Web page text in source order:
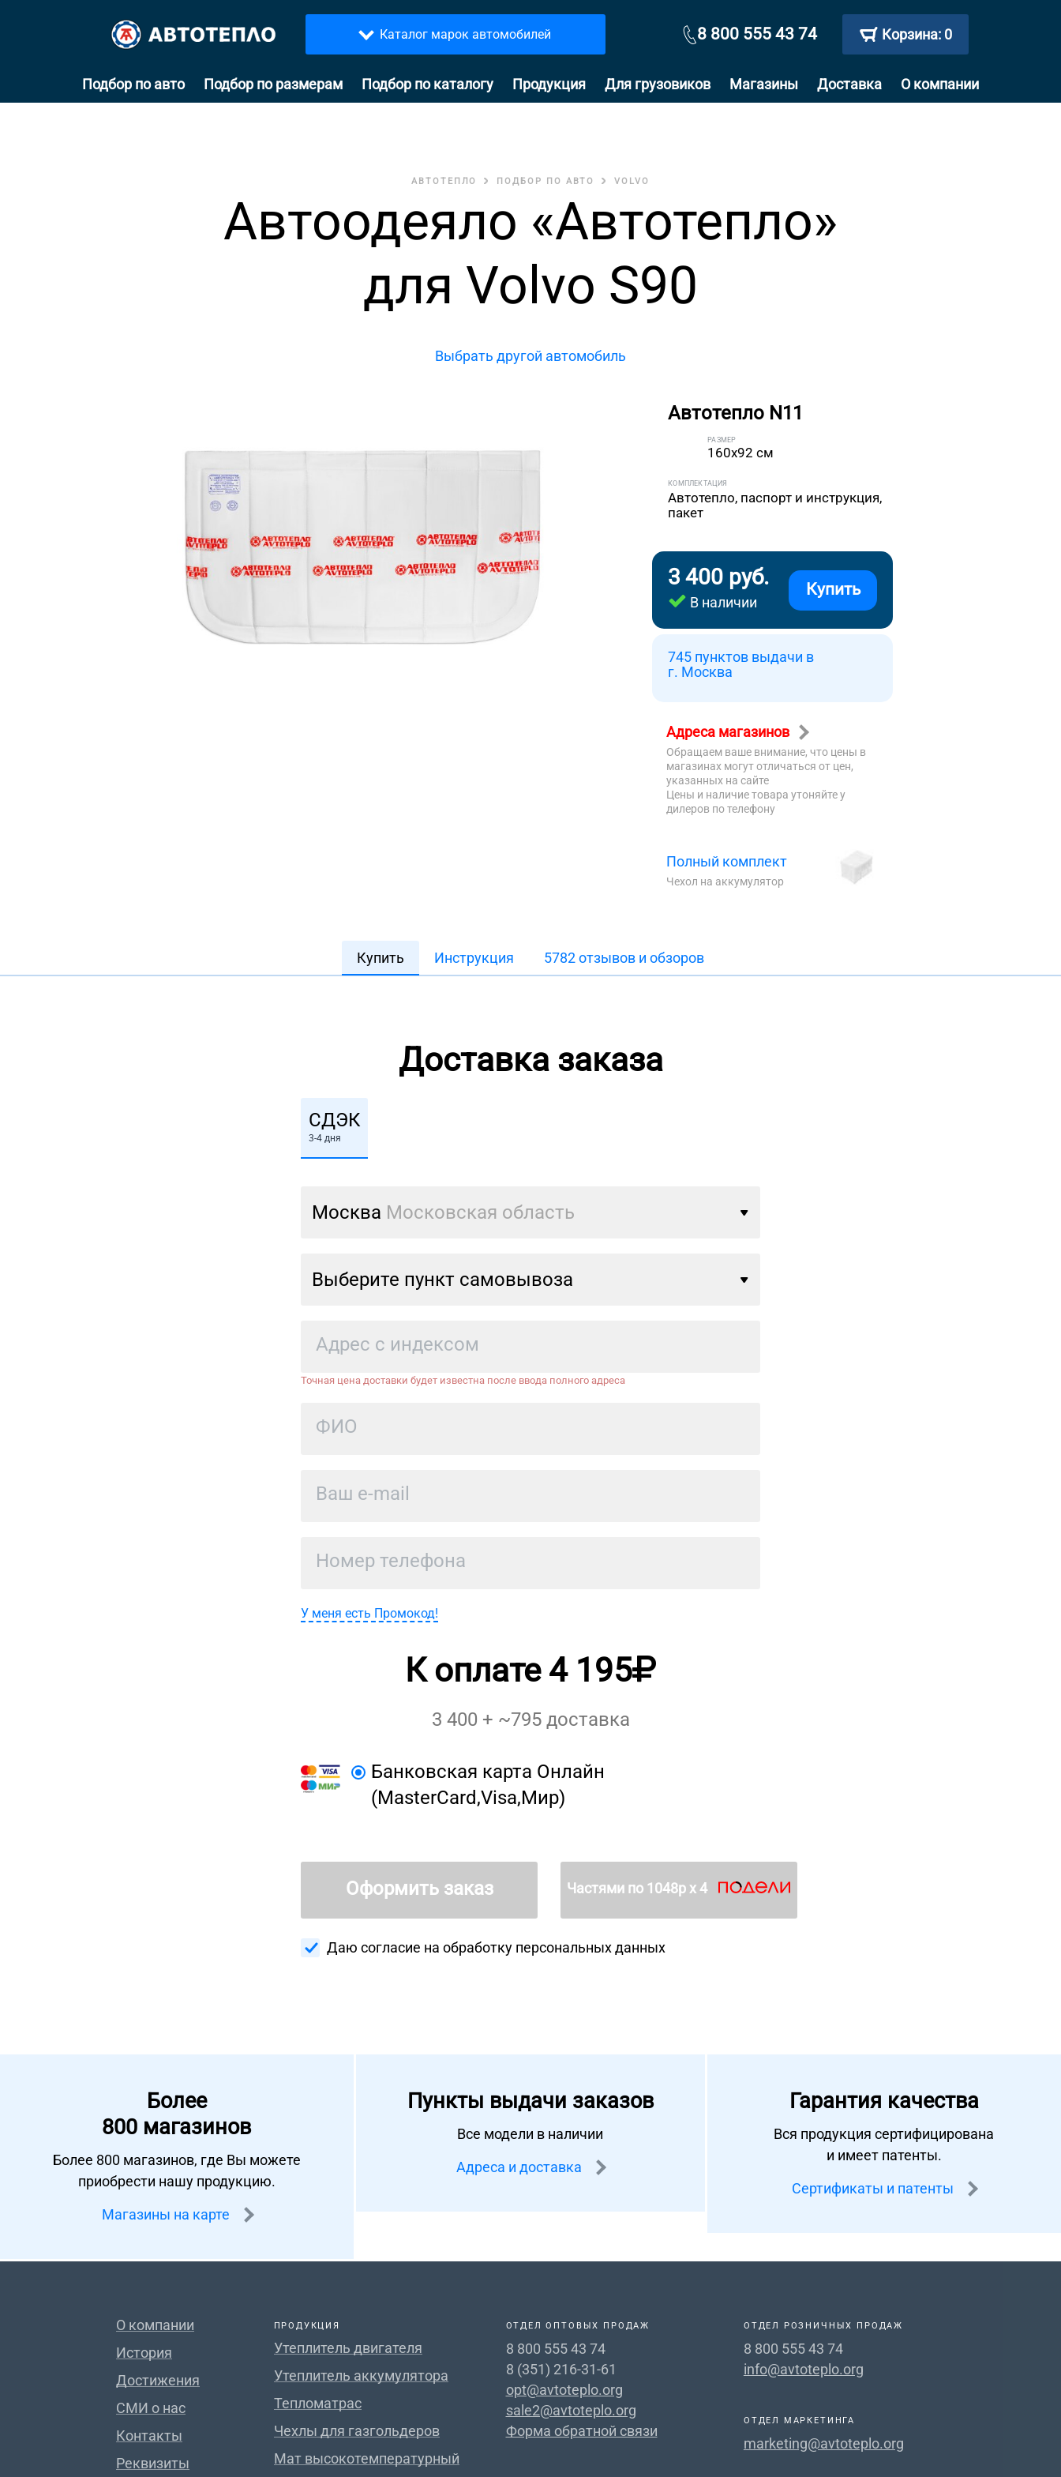
Каталог марок автомобилей 8 800 555 43 74 Корзина: 0
Подбор по авто Подбор по размерам Подбор по каталогу Продукция Для грузовиков Магазины Доставка О компании
АВТОТЕПЛО ПОДБОР ПО АВТО VOLVO
Автоодеяло «Автотепло»
для Volvo S90
Выбрать другой автомобиль
Автотепло N11
РАЗМЕР
160x92 см
КОМПЛЕКТАЦИЯ
Автотепло, паспорт и инструкция,
пакет
3 400 руб.
В наличии
Купить
745 пунктов выдачи в
г. Москва
Адреса магазинов
Обращаем ваше внимание, что цены в
магазинах могут отличаться от цен,
указанных на сайте
Цены и наличие товара утоняйте у
дилеров по телефону
Полный комплект
Чехол на аккумулятор
Купить Инструкция 5782 отзывов и обзоров
Доставка заказа
СДЭК
3-4 дня
Москва Московская область
Выберите пункт самовывоза
Точная цена доставки будет известна после ввода полного адреса
У меня есть Промокод!
К оплате 4 195
3 400 + ~795доставка
Банковская карта Онлайн
(MasterCard,Visa,Мир)
Оформить заказ Частями по 1048р х 4
Даю согласие на обработку персональных данных
Более
800 магазинов
Более 800 магазинов, где Вы можете
приобрести нашу продукцию.
Магазины на карте
Пункты выдачи заказов
Все модели в наличии
Адреса и доставка
Гарантия качества
Вся продукция сертифицирована
и имеет патенты.
Сертификаты и патенты
О компании
История
Достижения
СМИ о нас
Контакты
Реквизиты
ПРОДУКЦИЯ
Утеплитель двигателя
Утеплитель аккумулятора
Тепломатрас
Чехлы для газгольдеров
Мат высокотемпературный
ОТДЕЛ ОПТОВЫХ ПРОДАЖ
8 800 555 43 74
8 (351) 216-31-61
opt@avtoteplo.org
sale2@avtoteplo.org
Форма обратной связи
ОТДЕЛ РОЗНИЧНЫХ ПРОДАЖ
8 800 555 43 74
info@avtoteplo.org
ОТДЕЛ МАРКЕТИНГА
marketing@avtoteplo.org